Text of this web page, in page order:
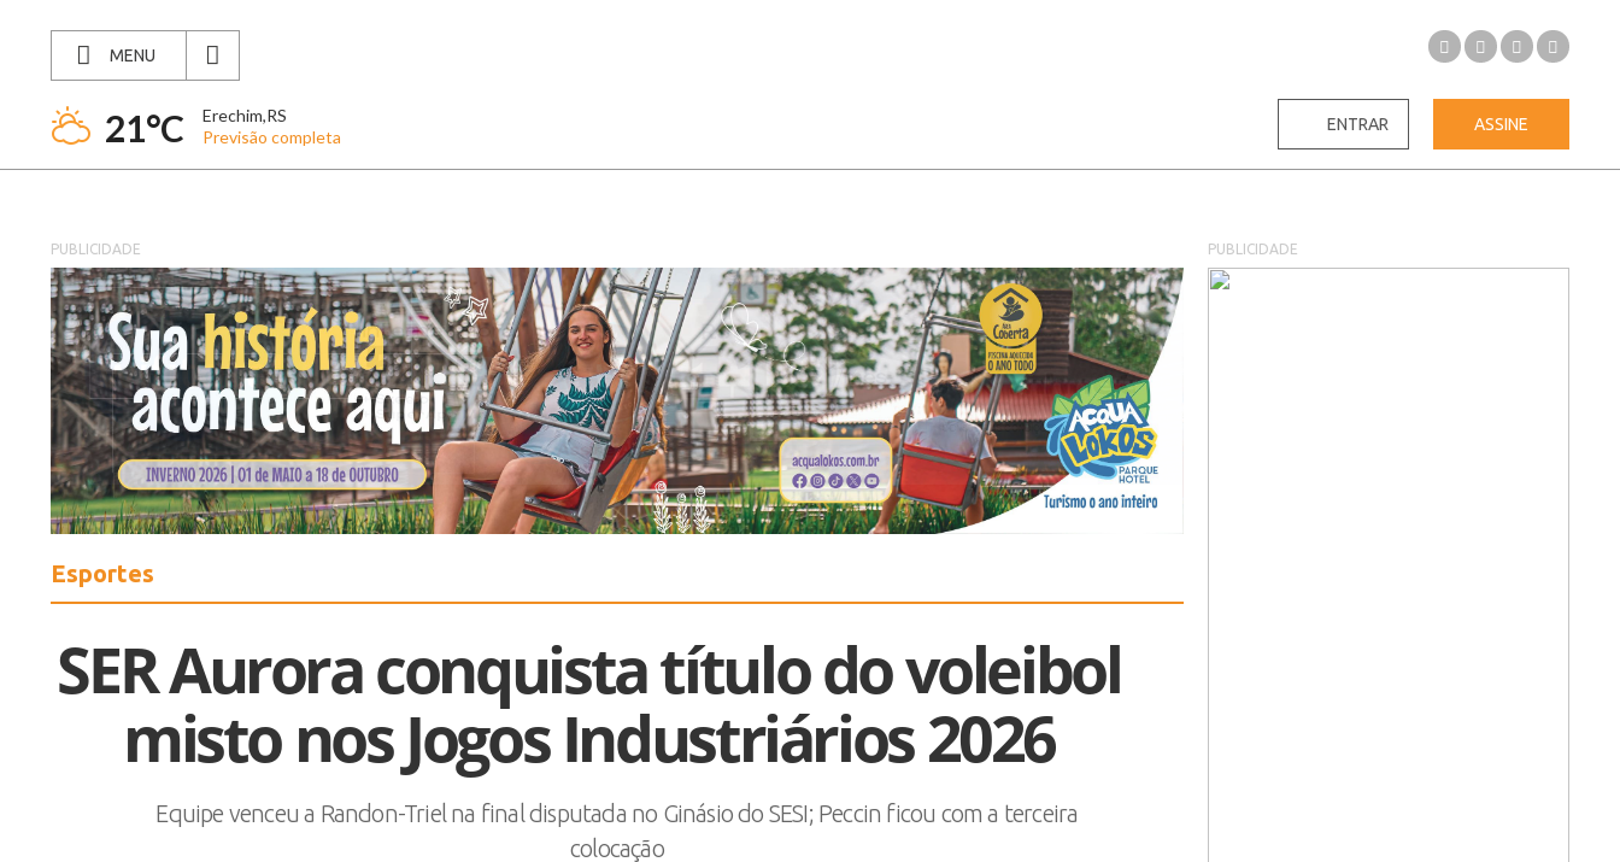
MENU
21°C
Erechim,RS
Previsão completa
ENTRAR ASSINE
PUBLICIDADE
Esportes
SER Aurora conquista título do voleibol
misto nos Jogos Industriários 2026
Equipe venceu a Randon-Triel na final disputada no Ginásio do SESI; Peccin ficou com a terceira
colocação
PUBLICIDADE